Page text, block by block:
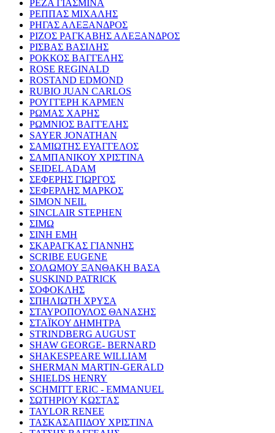
ΡΕΖΑ ΓΙΑΣΜΙΝΑ
ΡΕΠΠΑΣ ΜΙΧΑΛΗΣ
ΡΗΓΑΣ ΑΛΕΞΑΝΔΡΟΣ
ΡΙΖΟΣ ΡΑΓΚΑΒΗΣ ΑΛΕΞΑΝΔΡΟΣ
ΡΙΣΒΑΣ ΒΑΣΙΛΗΣ
ΡΟΚΚΟΣ ΒΑΓΓΕΛΗΣ
ROSE REGINALD
ROSTAND EDMOND
RUBIO JUAN CARLOS
ΡΟΥΓΓΕΡΗ ΚΑΡΜΕΝ
ΡΩΜΑΣ ΧΑΡΗΣ
ΡΩΜΝΙΟΣ ΒΑΓΓΕΛΗΣ
SAYER JONATHAN
ΣΑΜΙΩΤΗΣ ΕΥΑΓΓΕΛΟΣ
ΣΑΜΠΑΝΙΚΟΥ ΧΡΙΣΤΙΝΑ
SEIDEL ADAM
ΣΕΦΕΡΗΣ ΓΙΩΡΓΟΣ
ΣΕΦΕΡΛΗΣ ΜΑΡΚΟΣ
SIMON NEIL
SINCLAIR STEPHEN
ΣΙΜΩ
ΣΙΝΗ ΕΜΗ
ΣΚΑΡΑΓΚΑΣ ΓΙΑΝΝΗΣ
SCRIBE EUGENE
ΣΟΛΩΜΟΥ ΞΑΝΘΑΚΗ ΒΑΣΑ
SUSKIND PATRICK
ΣΟΦΟΚΛΗΣ
ΣΠΗΛΙΩΤΗ ΧΡΥΣΑ
ΣΤΑΥΡΟΠΟΥΛΟΣ ΘΑΝΑΣΗΣ
ΣΤΑΪΚΟΥ ΔΗΜΗΤΡΑ
STRINDBERG AUGUST
SHAW GEORGE- BERNARD
SHAKESPEARE WILLIAM
SHERMAN MARTIN-GERALD
SHIELDS HENRY
SCHMITT ERIC - EMMANUEL
ΣΩΤΗΡΙΟΥ ΚΩΣΤΑΣ
TAYLOR RENEE
ΤΑΣΚΑΣΑΠΙΔΟΥ ΧΡΙΣΤΙΝΑ